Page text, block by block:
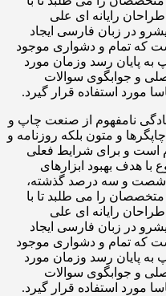
رایانه ای علی
در زبان فارسی ایجاد
که تمام و دشواری موجود
به پایان رسد وزمان مورد
و جوابگوی سوالات
مورد استفاده قرار گیرد.
نامفهوم از صنعت چاپ و
و متون بلکه روزنامه و
است و برای شرایط فعلی
با هدف بهبود ابزارهای
شصت و سه درصد گذشته،
را می طلبد تا با
رایانه ای علی
در زبان فارسی ایجاد
که تمام و دشواری موجود
به پایان رسد وزمان مورد
و جوابگوی سوالات
مورد استفاده قرار گیرد.